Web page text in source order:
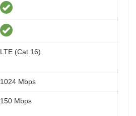
LTE (Cat.16)
1024 Mbps
150 Mbps